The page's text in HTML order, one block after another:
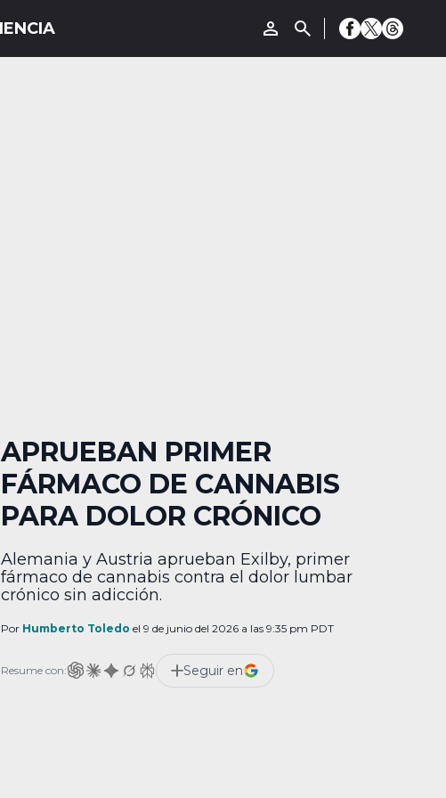
APRUEBAN PRIMER
FÁRMACO DE CANNABIS
PARA DOLOR CRÓNICO
Alemania y Austria aprueban Exilby, primer
fármaco de cannabis contra el dolor lumbar
crónico sin adicción.
Por Humberto Toledo el 9 de junio del 2026 a las 9:35 pm PDT
Resume con: Seguir en